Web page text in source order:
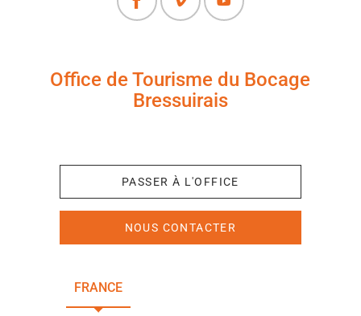
Office de Tourisme du Bocage
Bressuirais
PASSER À L'OFFICE
NOUS CONTACTER
FRANCE